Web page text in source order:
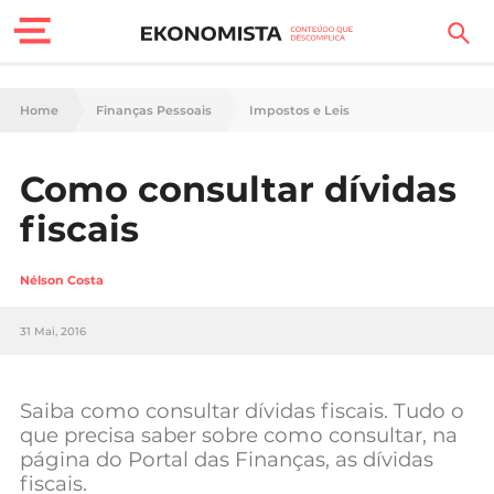
Finanças Pessoais
Carreira
Tecnologia
Negócios
Home Finanças Pessoais Impostos e Leis
Como consultar dívidas
fiscais
Nélson Costa
31 Mai, 2016
Saiba como consultar dívidas fiscais. Tudo o
que precisa saber sobre como consultar, na
página do Portal das Finanças, as dívidas
fiscais.